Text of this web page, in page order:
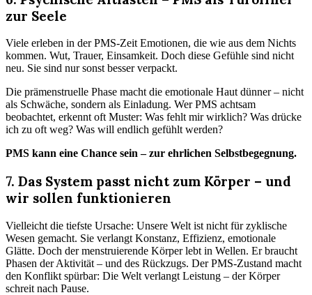
zur Seele
Viele erleben in der PMS-Zeit Emotionen, die wie aus dem Nichts
kommen. Wut, Trauer, Einsamkeit. Doch diese Gefühle sind nicht
neu. Sie sind nur sonst besser verpackt.
Die prämenstruelle Phase macht die emotionale Haut dünner – nicht
als Schwäche, sondern als Einladung. Wer PMS achtsam
beobachtet, erkennt oft Muster: Was fehlt mir wirklich? Was drücke
ich zu oft weg? Was will endlich gefühlt werden?
PMS kann eine Chance sein – zur ehrlichen Selbstbegegnung.
7. Das System passt nicht zum Körper – und
wir sollen funktionieren
Vielleicht die tiefste Ursache: Unsere Welt ist nicht für zyklische
Wesen gemacht. Sie verlangt Konstanz, Effizienz, emotionale
Glätte. Doch der menstruierende Körper lebt in Wellen. Er braucht
Phasen der Aktivität – und des Rückzugs. Der PMS-Zustand macht
den Konflikt spürbar: Die Welt verlangt Leistung – der Körper
schreit nach Pause.